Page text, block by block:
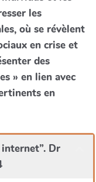
les
où se révèlent
en crise et
des
» en lien avec
en
Dr